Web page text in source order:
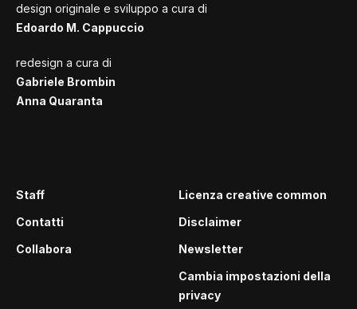
design originale e sviluppo a cura di
Edoardo M. Cappuccio
redesign a cura di
Gabriele Brombin
Anna Quaranta
Staff
Contatti
Collabora
Licenza creative common
Disclaimer
Newsletter
Cambia impostazioni della
privacy